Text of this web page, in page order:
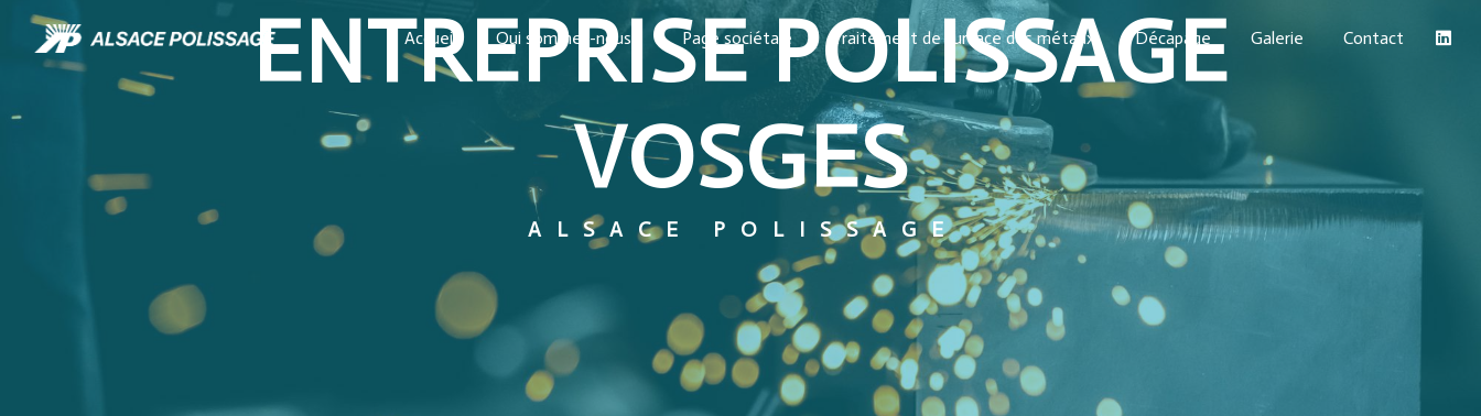
Accueil Qui sommes-nous ? Page sociétale Traitement de surface des métaux Décapage Galerie Contact
ENTREPRISE POLISSAGE
VOSGES
ALSACE POLISSAGE
Panneau de gestion des cookies